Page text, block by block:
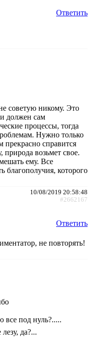
Ответить
советую никому. Это
должен сам
процессы, тогда
Нужно только
прекрасно справится
возьмет свое.
ему. Все
благополучия, которого
10/08/2019 20:58:48
#2662167
Ответить
не повторять!
все под нуль?.....
да?...